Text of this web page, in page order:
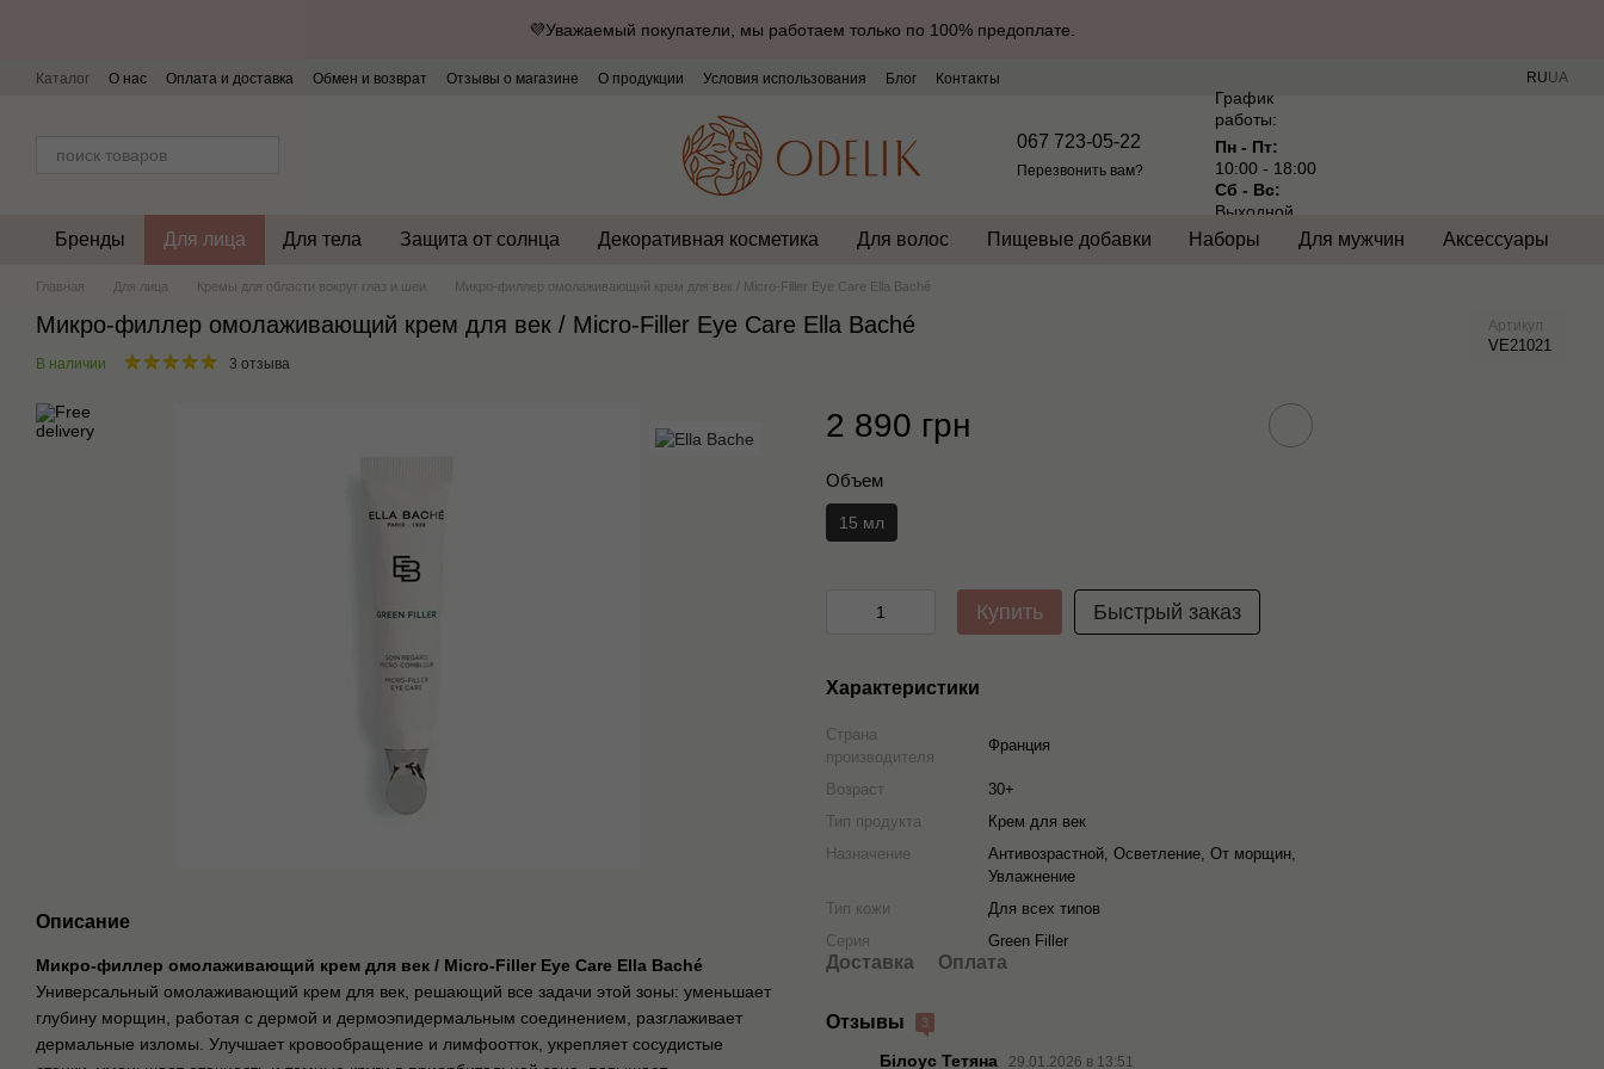
💜Уважаемый покупатели, мы работаем только по 100% предоплате.
Каталог О нас Оплата и доставка Обмен и возврат Отзывы о магазине О продукции Условия использования Блог Контакты RUUA
067 723-05-22
Перезвонить вам?
График
работы:
Пн - Пт:
10:00 - 18:00
Сб - Вс:
Выходной
Бренды Для лица Для тела Защита от солнца Декоративная косметика Для волос Пищевые добавки Наборы Для мужчин Аксессуары
Главная Для лица Кремы для области вокруг глаз и шеи Микро-филлер омолаживающий крем для век / Micro-Filler Eye Care Ella Baché
Микро-филлер омолаживающий крем для век / Micro-Filler Eye Care Ella Baché Артикул
VE21021
В наличии 3 отзыва
Описание
Микро-филлер омолаживающий крем для век / Micro-Filler Eye Care Ella Baché
Универсальный омолаживающий крем для век, решающий все задачи этой зоны: уменьшает
глубину морщин, работая с дермой и дермоэпидермальным соединением, разглаживает
дермальные изломы. Улучшает кровообращение и лимфоотток, укрепляет сосудистые
2 890 грн
Объем
15 мл
Купить Быстрый заказ
Характеристики
Страна
производителя
Франция
Возраст
30+
Тип продукта
Крем для век
Назначение
Антивозрастной, Осветление, От морщин,
Увлажнение
Тип кожи
Для всех типов
Cерия
Green Filler
Доставка Оплата
Отзывы 3
Білоус Тетяна 29.01.2026 в 13:51